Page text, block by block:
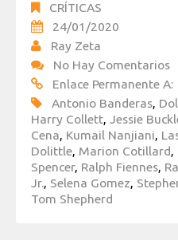
CRÍTICAS
24/01/2020
Ray Zeta
No Hay Comentarios
Enlace Permanente A:
Antonio Banderas,
Harry Collett, Jessie
Cena, Kumail Nanjiani,
Dolittle, Marion Cotillard,
Spencer, Ralph Fiennes,
Jr., Selena Gomez,
Tom Shepherd